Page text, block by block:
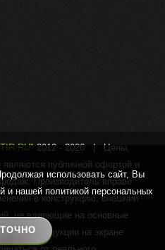
2012 - 2026 | Цены,
публичной офертой и
Производитель вправе
в конструкцию, внешний
не влияющие на основные
Цвет продукции на экране
использовать сайт, Вы
и нашей политикой персональных